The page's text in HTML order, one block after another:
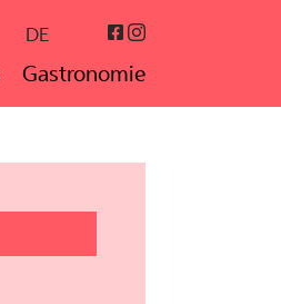
DE Facebook
Gastronomie